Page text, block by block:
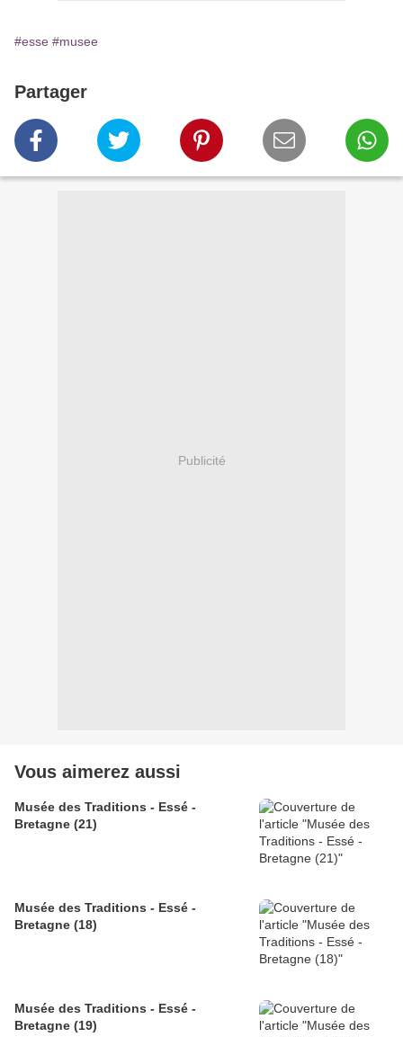
#esse #musee
Partager
Publicité
Vous aimerez aussi
Musée des Traditions - Essé -
Bretagne (21)
Musée des Traditions - Essé -
Bretagne (18)
Musée des Traditions - Essé -
Bretagne (19)